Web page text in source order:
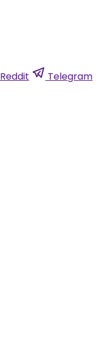
Reddit Telegram